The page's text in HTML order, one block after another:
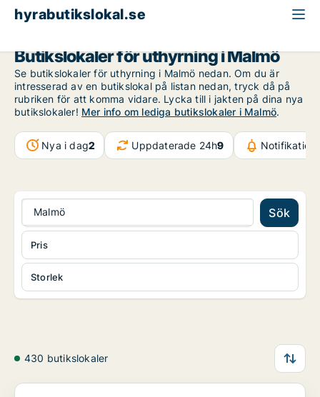
hyrabutikslokal.se
Butikslokaler för uthyrning i Malmö
Se butikslokaler för uthyrning i Malmö nedan. Om du är
intresserad av en butikslokal på listan nedan, tryck då på
rubriken för att komma vidare. Lycka till i jakten på dina nya
butikslokaler! Mer info om lediga butikslokaler i Malmö.
Nya i dag2 Uppdaterade 24h9
Malmö Sök
Storlek
Pris
430 butikslokaler
Butikslokal i Malmö Centrum